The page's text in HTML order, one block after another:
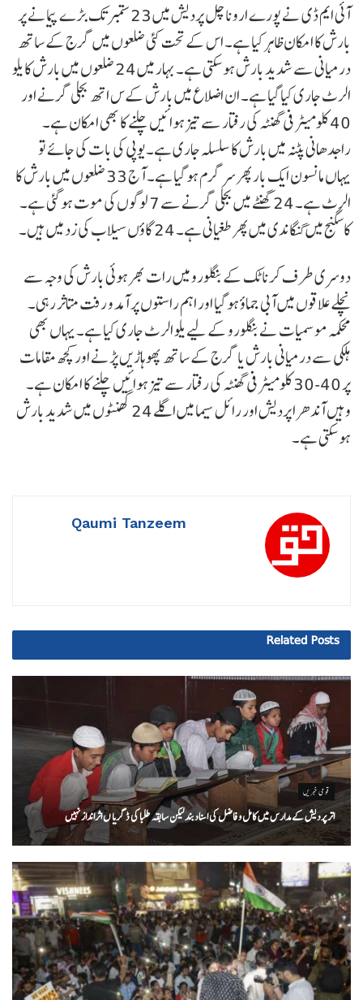
آئی ایم ڈی نے پورے اروناچل پردیش میں 23 ستمبر تک بڑے پیمانے پر
بارش کا امکان ظاہر کیا ہے۔ اس کے تحت کئی ضلعوں میں گرج کے ساتھ
درمیانی سے شدید بارش ہو سکتی ہے۔ بہار میں 24 ضلعوں میں بارش کا یلو
الرٹ جاری کیا گیا ہے۔ ان اضلاع میں بارش کےس اتھ بجلی گرنے اور
40 کلومیٹر فی گھنٹہ کی رفتار سے تیز ہوائیں چلنے کا بھی امکان ہے۔
راجدھانی پٹنہ میں بارش کا سلسلہ جاری ہے۔ یوپی کی بات کی جائے تو
یہاں مانسون ایک بار پھر سرگرم ہو گیا ہے۔ آج 33 ضلعوں میں بارش کا
الرٹ ہے۔ 24 گھنٹے میں بجلی گرنے سے 7 لوگوں کی موت ہو گئی ہے۔
کاسگنج میں گنگا ندی میں پھر طغیانی ہے۔ 24 گاؤں سیلاب کی زد میں ہیں۔
دوسری طرف کرناٹک کے بنگلورو میں رات بھر ہوئی بارش کی وجہ سے
نچلے علاقوں میں آبی جماؤ ہو گیا اور اہم راستوں پر آمد و رفت متاثر رہی۔
محکمہ موسمیات نے بنگلورو کے لیے یلو الرٹ جاری کیا ہے۔ یہاں بھی
ہلکی سے درمیانی بارش یا گرج کے ساتھ پھوہاڑیں پڑنے اور کچھ مقامات
پر 40-30 کلومیٹر فی گھنٹہ کی رفتار سے تیز ہوائیں چلنے کا امکان ہے۔
وہیں آندھرا پردیش اور رائل سیما میں اگلے 24 گھنٹوں میں شدید بارش
ہو سکتی ہے۔
Qaumi Tanzeem
Related Posts
قومی خبریں
اتر پردیش کےمدارس میں کامل و فاضل کی اسناد بند لیکن سابقہ طلبا کی ڈگریا ں اثرانداز نہیں